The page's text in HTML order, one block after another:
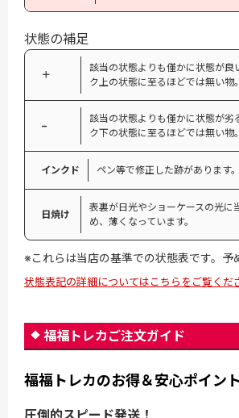
状態の補足
＋
該当の状態よりも僅かに状態が良
ク上の状態に至るほどでは無い物。
−
該当の状態よりも僅かに状態が劣
ク下の状態に至るほどでは無い物。
インクド ペン等で修正した跡があります。
日焼け
表裏が日光やショーケースの光に
め、薄くなっています。
※これらは当店の基準での状態表です。予
状態表記の詳細についてはこちらをご覧くだ
福福トレカご注文ガイド
福福トレカのお得＆安心ポイント